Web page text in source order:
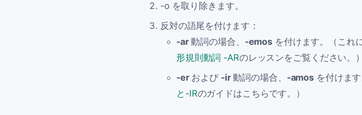
-o を取り除きます。
反対の語尾を付けます：
-ar動詞の場合、 -emos を付けます。（これ
形規則動詞 -ARのレッスンをご覧ください。）
-erおよび -ir動詞の場合、 -amos を付けます
と-IRのガイドはこちらです。）